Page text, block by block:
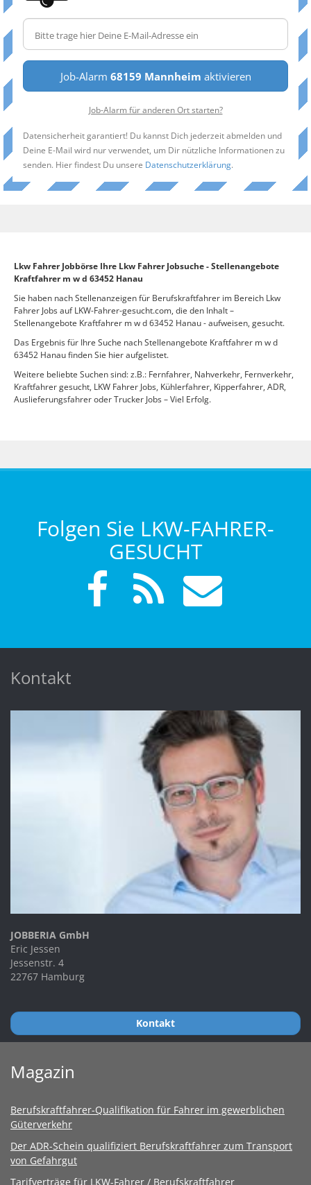
Job-Alarm 68159 Mannheim aktivieren
Job-Alarm für anderen Ort starten?
Datensicherheit garantiert! Du kannst Dich jederzeit abmelden und
Deine E-Mail wird nur verwendet, um Dir nützliche Informationen zu
senden. Hier findest Du unsere Datenschutzerklärung.
Lkw Fahrer Jobbörse Ihre Lkw Fahrer Jobsuche - Stellenangebote
Kraftfahrer m w d 63452 Hanau
Sie haben nach Stellenanzeigen für Berufskraftfahrer im Bereich Lkw
Fahrer Jobs auf LKW-Fahrer-gesucht.com, die den Inhalt –
Stellenangebote Kraftfahrer m w d 63452 Hanau - aufweisen, gesucht.
Das Ergebnis für Ihre Suche nach Stellenangebote Kraftfahrer m w d
63452 Hanau finden Sie hier aufgelistet.
Weitere beliebte Suchen sind: z.B.: Fernfahrer, Nahverkehr, Fernverkehr,
Kraftfahrer gesucht, LKW Fahrer Jobs, Kühlerfahrer, Kipperfahrer, ADR,
Auslieferungsfahrer oder Trucker Jobs – Viel Erfolg.
Folgen Sie LKW-FAHRER-
GESUCHT
Kontakt
JOBBERIA GmbH
Eric Jessen
Jessenstr. 4
22767 Hamburg
Kontakt
Magazin
Berufskraftfahrer-Qualifikation für Fahrer im gewerblichen
Güterverkehr
Der ADR-Schein qualifiziert Berufskraftfahrer zum Transport
von Gefahrgut
Tarifverträge für LKW-Fahrer / Berufskraftfahrer